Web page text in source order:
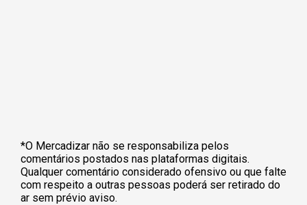
*O Mercadizar não se responsabiliza pelos
comentários postados nas plataformas digitais.
Qualquer comentário considerado ofensivo ou que falte
com respeito a outras pessoas poderá ser retirado do
ar sem prévio aviso.